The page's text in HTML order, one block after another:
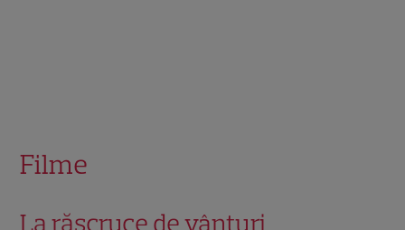
Filme
La răscruce de vânturi